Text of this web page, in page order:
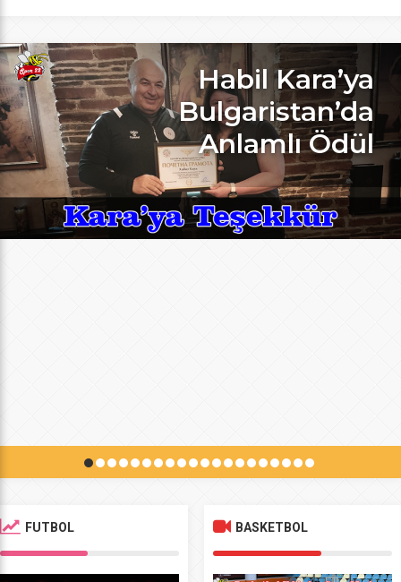
rekoru kırıldı. REKOR KATILIMA
REKORLU AÇILIŞ Edirne Okullar
Arası Genç Kızlar A Kategorisi
Voleybol İl Şampiyonluğu maçlarına
bu yıl 8 grupta toplam […]
Habil Kara’ya
Bulgaristan’da
Anlamlı Ödül
FUTBOL BASKETBOL